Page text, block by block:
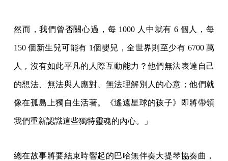
然而，我們曾否關心過，每 1000 人中就有 6 個人，每
150 個新生兒可能有 1個嬰兒，全世界則至少有 6700 萬
人，沒有如此平凡的人際互動能力？他們無法表達自己
的想法、無法與人應對、無法理解別人的心意；他們就
像在孤島上獨自生活著。《遙遠星球的孩子》即將帶領
我們重新認識這些獨特靈魂的內心。」
總在故事將要結束時響起的巴哈無伴奏大提琴協奏曲，